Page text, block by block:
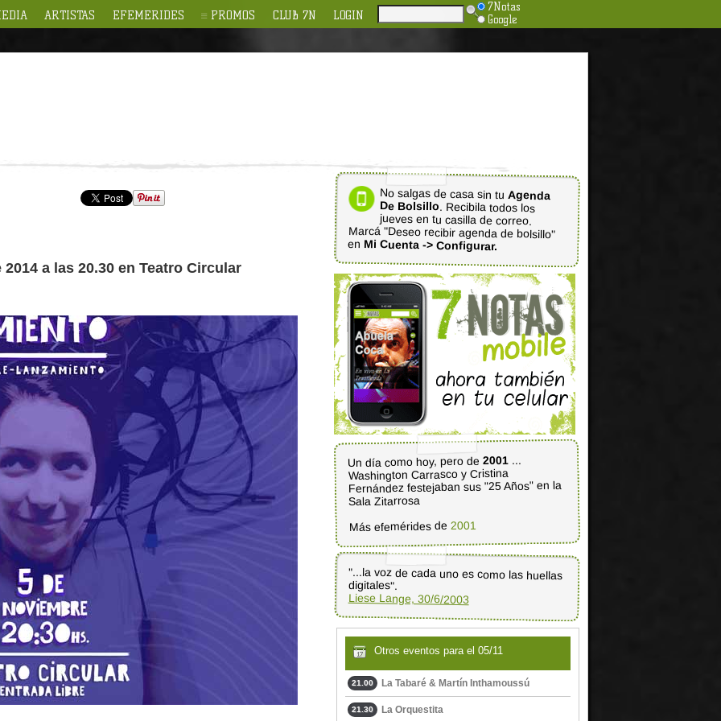
ARTISTAS EFEMERIDES PROMOS CLUB 7N LOGIN
7Notas
Google
a las 20.30 en Teatro Circular
No salgas de casa sin tu Agenda
De Bolsillo. Recibila todos los
jueves en tu casilla de correo.
Marcá "Deseo recibir agenda de bolsillo"
en Mi Cuenta -> Configurar.
Un día como hoy, pero de2001 ...
Washington Carrasco y Cristina
Fernández festejaban sus "25 Años" en la
Sala Zitarrosa
Más efemérides de 2001
"...la voz de cada uno es como las huellas
digitales".
Liese Lange, 30/6/2003
Otros eventos para el 05/11
21.00 La Tabaré & Martín Inthamoussú
21.30 La Orquestita